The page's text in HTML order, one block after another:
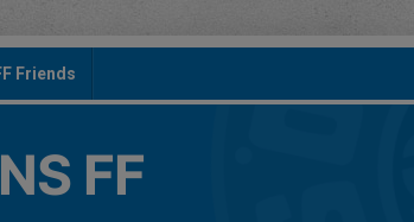
Friends
FF